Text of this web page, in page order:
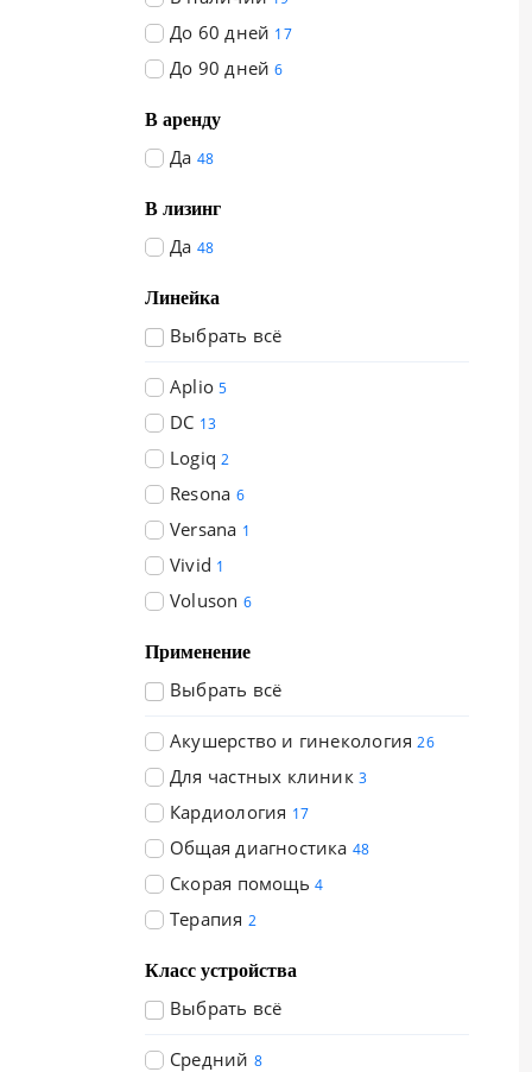
До 60 дней 17
До 90 дней 6
В аренду
Да 48
В лизинг
Да 48
Линейка
Выбрать всё
Aplio 5
DC 13
Logiq 2
Resona 6
Versana 1
Vivid 1
Voluson 6
Применение
Выбрать всё
Акушерство и гинекология 26
Для частных клиник 3
Кардиология 17
Общая диагностика 48
Скорая помощь 4
Терапия 2
Класс устройства
Выбрать всё
Средний 8